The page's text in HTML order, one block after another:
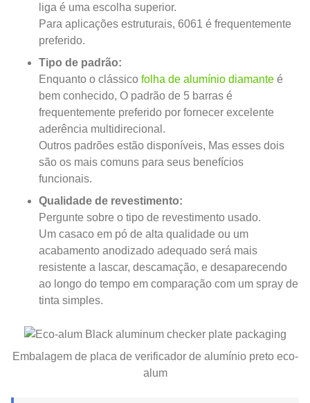
liga é uma escolha superior.
Para aplicações estruturais, 6061 é frequentemente
preferido.
Tipo de padrão:
Enquanto o clássico folha de alumínio diamante é
bem conhecido, O padrão de 5 barras é
frequentemente preferido por fornecer excelente
aderência multidirecional.
Outros padrões estão disponíveis, Mas esses dois
são os mais comuns para seus benefícios
funcionais.
Qualidade de revestimento:
Pergunte sobre o tipo de revestimento usado.
Um casaco em pó de alta qualidade ou um
acabamento anodizado adequado será mais
resistente a lascar, descamação, e desaparecendo
ao longo do tempo em comparação com um spray de
tinta simples.
Embalagem de placa de verificador de alumínio preto eco-
alum